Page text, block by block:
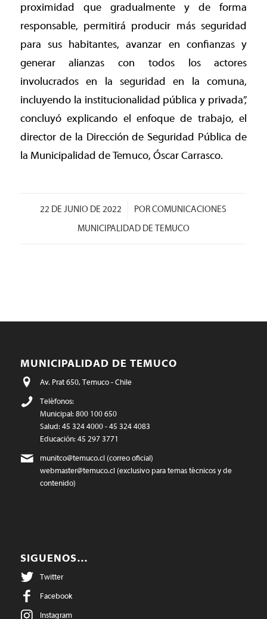
proximidad que gradualmente y de forma
responsable, permitirá producir más seguridad
para sus habitantes, avanzar en confianzas y
generar alianzas con todos los actores
involucrados en la seguridad en la comuna,
incluyendo la institucionalidad pública y privada”,
concluyó explicando el enfoque de trabajo, el
director de la Dirección de Seguridad Pública de
la Municipalidad de Temuco, Óscar Carrasco.
22 DE JUNIO DE 2022
/ PORCOMUNICACIONES
MUNICIPALIDAD DE TEMUCO
MUNICIPALIDAD DE TEMUCO
Av. Prat 650, Temuco - Chile
Teléfonos:
Municipal: 800 100 650
Salud: 45 324 4000 - 45 324 4083
Educación: 45 297 3771
munitco@temuco.cl(correo oficial)
webmaster@temuco.cl(exclusivo para temas técnicos y de
contenido)
SIGUENOS…
Twitter
Facebook
Instagram